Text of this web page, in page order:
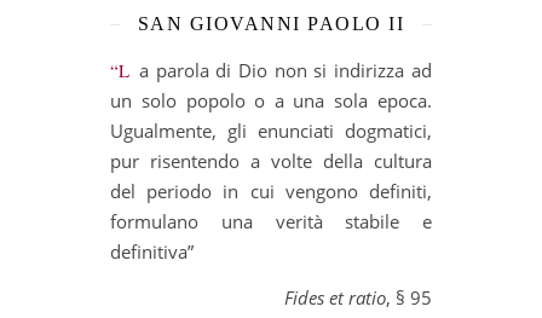
SAN GIOVANNI PAOLO II
“La parola di Dio non si indirizza ad
un solo popolo o a una sola epoca.
Ugualmente, gli enunciati dogmatici,
pur risentendo a volte della cultura
del periodo in cui vengono definiti,
formulano una verità stabile e
definitiva”
Fides et ratio, § 95